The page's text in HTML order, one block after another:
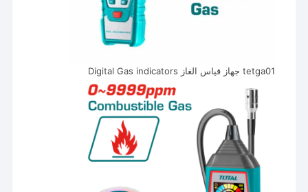
tetga01 جهاز قياس الغاز Digital Gas indicators